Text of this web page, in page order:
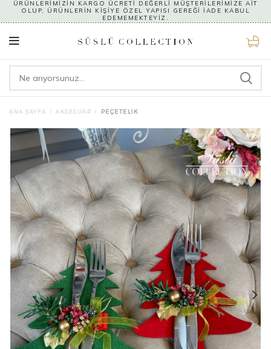
ÜRÜNLERİMİZİN KARGO ÜCRETİ DEĞERLİ MÜŞTERİLERİMİZE AİT
OLUP, ÜRÜNLERİN KİŞİYE ÖZEL YAPISI GEREĞİ İADE KABUL
EDEMEMEKTEYİZ.
0
ANA SAYFA AKSESUAR PEÇETELIK